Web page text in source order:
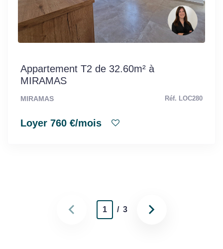
Appartement T2 de 32.60m² à
MIRAMAS
MIRAMAS Réf. LOC280
Loyer 760 €/mois
1 / 3